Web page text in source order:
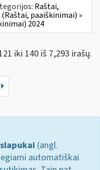
Raštai,
paaiškinimai) »
2024
iki 140 iš 7,293 irašų.
(angl.
automatiškai